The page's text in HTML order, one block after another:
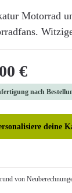
Motorrad
Preis:
€
nach
deine
von